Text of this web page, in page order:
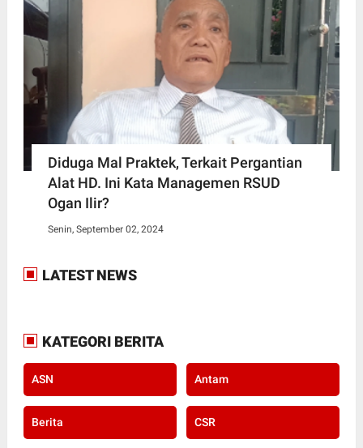
Diduga Mal Praktek, Terkait Pergantian
Alat HD. Ini Kata Managemen RSUD
Ogan Ilir?
Senin, September 02, 2024
LATEST NEWS
KATEGORI BERITA
ASN Antam
Berita CSR